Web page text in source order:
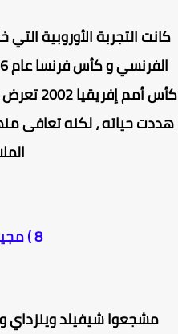
التجربة الأوروبية التي
كأس أمم
حياته ، لكنه تعافى
مشجعوا شيفيلد وينزداي و